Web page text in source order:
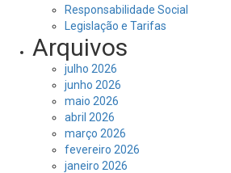
Responsabilidade Social
Legislação e Tarifas
Arquivos
julho 2026
junho 2026
maio 2026
abril 2026
março 2026
fevereiro 2026
janeiro 2026